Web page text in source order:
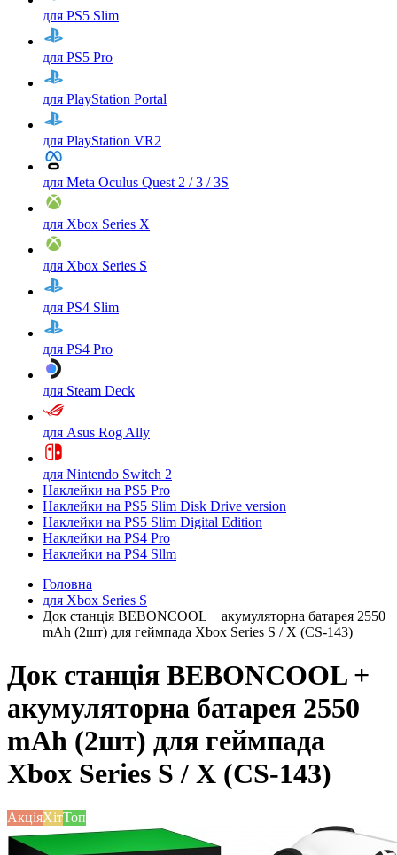
для PS5 Slim
для PS5 Pro
для PlayStation Portal
для PlayStation VR2
для Meta Oculus Quest 2 / 3 / 3S
для Xbox Series X
для Xbox Series S
для PS4 Slim
для PS4 Pro
для Steam Deck
для Asus Rog Ally
для Nintendo Switch 2
Наклейки на PS5 Pro
Наклейки на PS5 Slim Disk Drive version
Наклейки на PS5 Slim Digital Edition
Наклейки на PS4 Pro
Наклейки на PS4 Sllm
Головна
для Xbox Series S
Док станція BEBONCOOL + акумуляторна батарея 2550
mAh (2шт) для геймпада Xbox Series S / X (CS-143)
Док станція BEBONCOOL +
акумуляторна батарея 2550
mAh (2шт) для геймпада
Xbox Series S / X (CS-143)
АкціяХітТоп